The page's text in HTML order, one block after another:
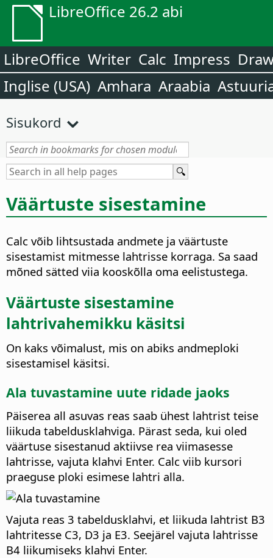
LibreOffice 26.2 abi
LibreOffice Writer Calc Impress
Inglise (USA) Amhara Araabia
Sisukord
Väärtuste sisestamine
Calc võib lihtsustada andmete ja väärtuste
sisestamist mitmesse lahtrisse korraga. Sa saad
mõned sätted viia kooskõlla oma eelistustega.
Väärtuste sisestamine
lahtrivahemikku käsitsi
On kaks võimalust, mis on abiks andmeploki
sisestamisel käsitsi.
Ala tuvastamine uute ridade jaoks
Päiserea all asuvas reas saab ühest lahtrist teise
liikuda tabeldusklahviga. Pärast seda, kui oled
väärtuse sisestanud aktiivse rea viimasesse
lahtrisse, vajuta klahvi Enter. Calc viib kursori
praeguse ploki esimese lahtri alla.
Vajuta reas 3 tabeldusklahvi, et liikuda lahtrist B3
lahtritesse C3, D3 ja E3. Seejärel vajuta lahtrisse
B4 liikumiseks klahvi Enter.